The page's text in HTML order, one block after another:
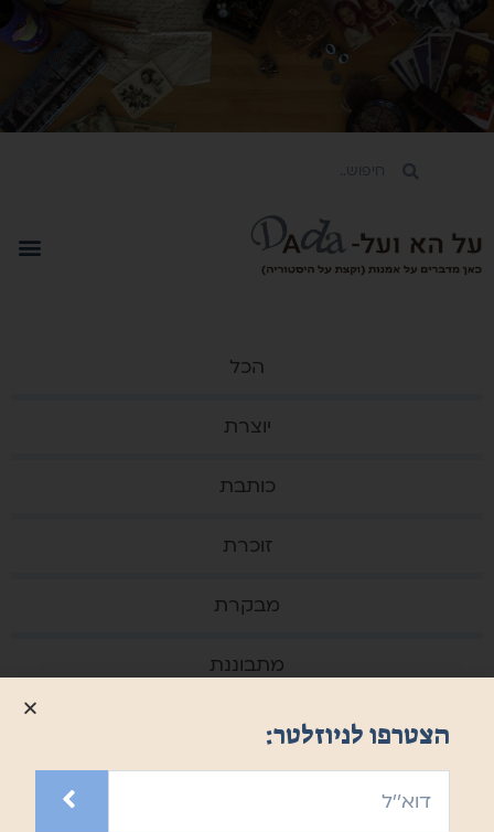
הכל
יוצרת
כותבת
זוכרת
מבקרת
מתבוננת
הצטרפו לניוזלטר: